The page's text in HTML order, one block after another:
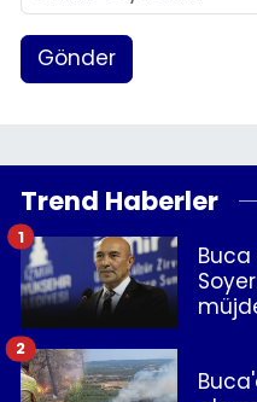
Gönder
Trend Haberler
1
2